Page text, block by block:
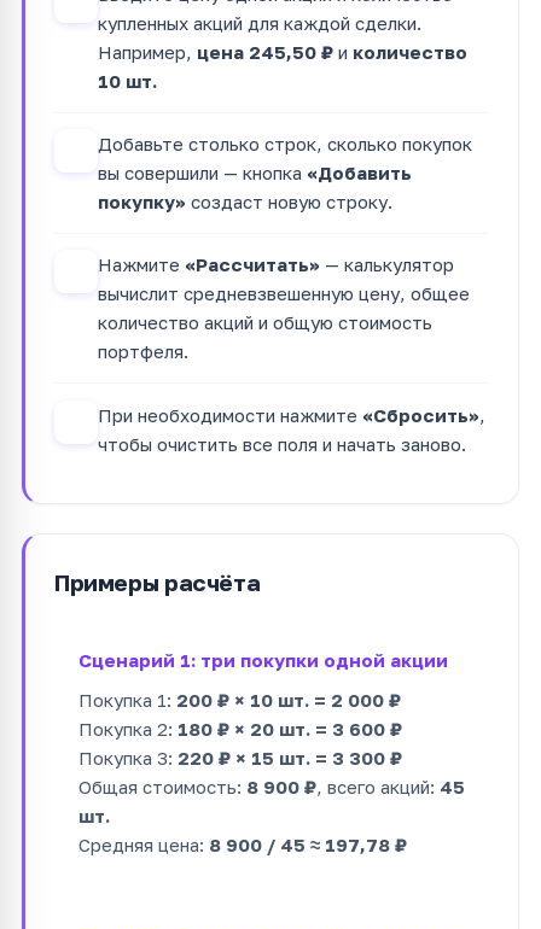
купленных акций для каждой сделки.
Например, цена 245,50 ₽ и количество
10 шт.
Добавьте столько строк, сколько покупок
вы совершили — кнопка «Добавить
покупку» создаст новую строку.
Нажмите «Рассчитать» — калькулятор
вычислит средневзвешенную цену, общее
количество акций и общую стоимость
портфеля.
При необходимости нажмите «Сбросить»
чтобы очистить все поля и начать заново.
Примеры расчёта
Сценарий 1: три покупки одной акции
Покупка 1: 200 ₽ × 10 шт. = 2 000 ₽
Покупка 2: 180 ₽ × 20 шт. = 3 600 ₽
Покупка 3: 220 ₽ × 15 шт. = 3 300 ₽
Общая стоимость: 8 900 ₽, всего акций: 45
шт.
Средняя цена: 8 900 / 45 ≈ 197,78 ₽